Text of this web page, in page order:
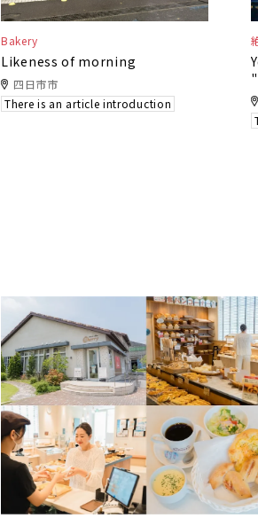
Bakery
Likeness of morning
四日市市
There is an article introduction